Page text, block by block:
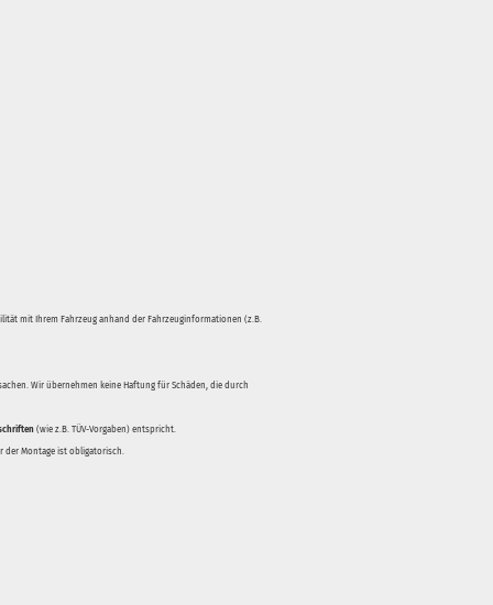
mit Ihrem Fahrzeug anhand der Fahrzeuginformationen (z.B.
Wir übernehmen keine Haftung für Schäden, die durch
(wie z.B. TÜV-Vorgaben) entspricht.
der Montage ist obligatorisch.